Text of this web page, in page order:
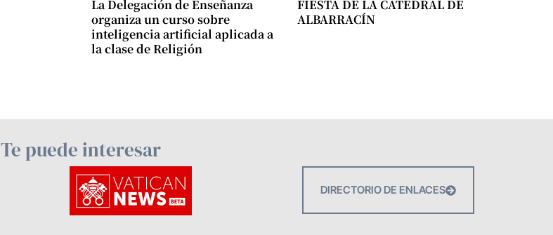
La Delegación de Enseñanza
organiza un curso sobre
inteligencia artificial aplicada a
la clase de Religión
FIESTA DE LA CATEDRAL DE
ALBARRACÍN
Te puede interesar
DIRECTORIO DE ENLACES